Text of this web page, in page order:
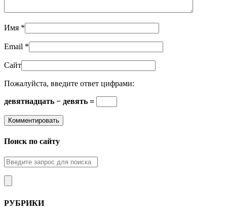
Имя *
Email *
Сайт
Пожалуйста, введите ответ цифрами:
девятнадцать − девять =
Поиск по сайту
РУБРИКИ